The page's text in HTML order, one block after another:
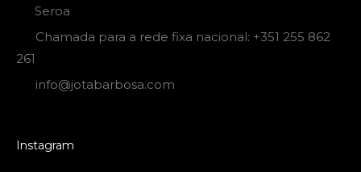
Seroa
Chamada para a rede fixa nacional: +351 255 862
261
info@jotabarbosa.com
Instagram